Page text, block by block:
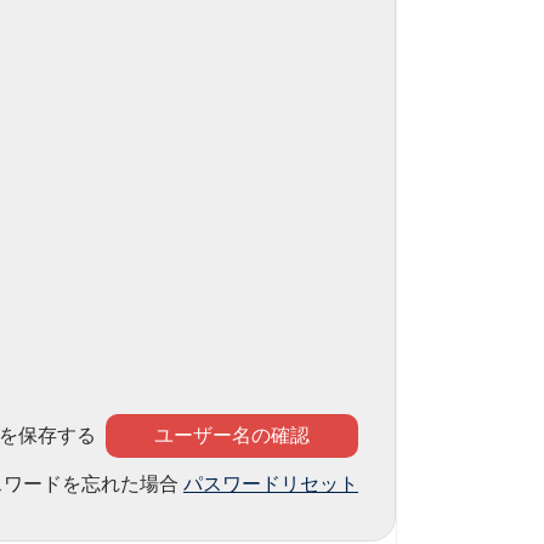
保存する
ードを忘れた場合 パスワードリセット